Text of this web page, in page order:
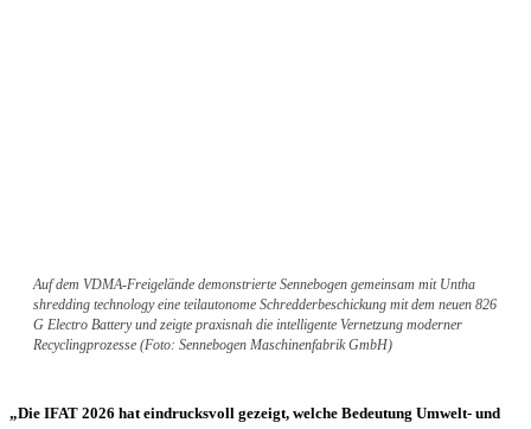
Auf dem VDMA-Freigelände demonstrierte Sennebogen gemeinsam mit Untha
shredding technology eine teilautonome Schredderbeschickung mit dem neuen 826
G Electro Battery und zeigte praxisnah die intelligente Vernetzung moderner
Recyclingprozesse (Foto: Sennebogen Maschinenfabrik GmbH)
„Die IFAT 2026 hat eindrucksvoll gezeigt, welche Bedeutung Umwelt- und